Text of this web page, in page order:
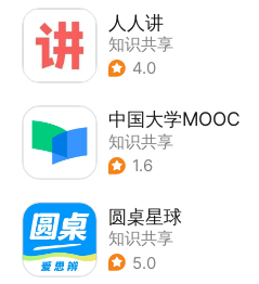
人人讲
知识共享
4.0
中国大学MOOC
知识共享
1.6
圆桌星球
知识共享
5.0